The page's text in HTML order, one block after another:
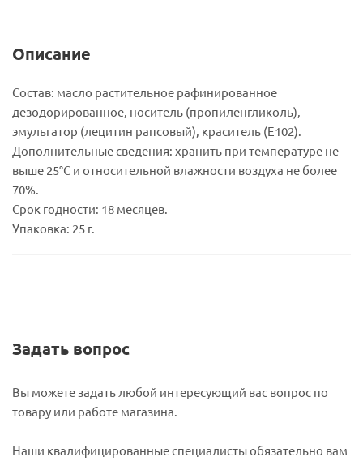
Описание
Состав: масло растительное рафинированное
дезодорированное, носитель (пропиленгликоль),
эмульгатор (лецитин рапсовый), краситель (Е102).
Дополнительные сведения: хранить при температуре не
выше 25°С и относительной влажности воздуха не более
70%.
Срок годности: 18 месяцев.
Упаковка: 25 г.
Задать вопрос
Вы можете задать любой интересующий вас вопрос по
товару или работе магазина.
Наши квалифицированные специалисты обязательно вам